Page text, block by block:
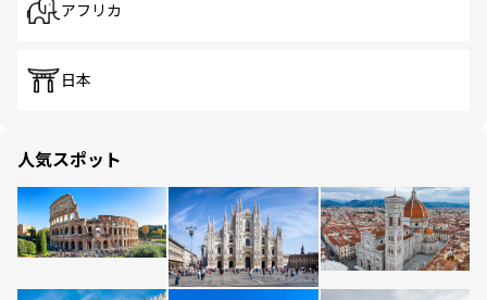
アフリカ
日本
人気スポット